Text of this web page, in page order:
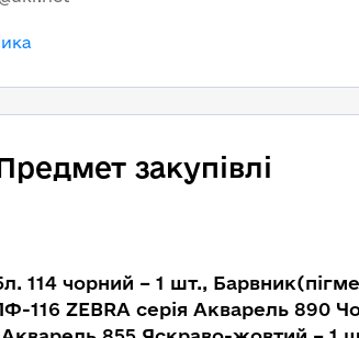
закупівлі
114 чорний – 1 шт.,
116 ZEBRA серія Акварель 890